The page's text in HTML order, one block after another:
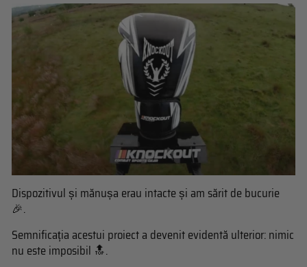
Dispozitivul și mănușa erau intacte și am sărit de bucurie
🎉.
Semnificația acestui proiect a devenit evidentă ulterior: nimic
nu este imposibil 🔝.